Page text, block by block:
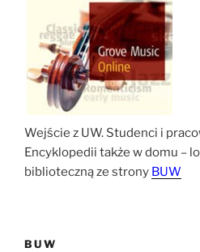
Wejście z UW. Studenci i
Encyklopedii także w domu –
biblioteczną ze strony BUW
BUW